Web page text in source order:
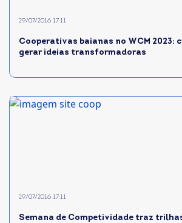
Cooperativas baianas no WCM 2023:
gerar ideias transformadoras
29/07/2016 17:11
Semana de Competividade traz
29/07/2016 17:11